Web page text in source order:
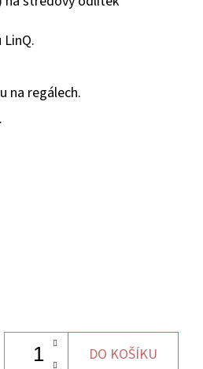
na regálech.
DO KOŠÍKU